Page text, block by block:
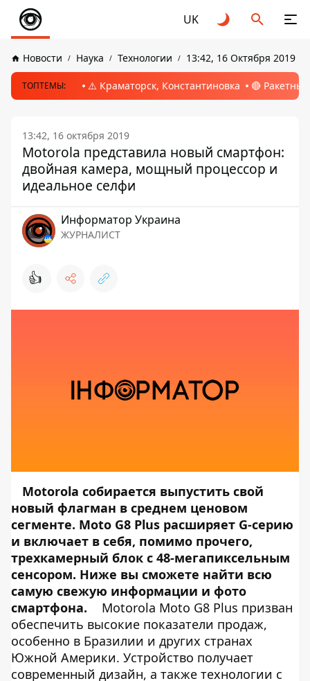
UK
Новости Наука Технологии 13:42, 16 Октября 2019
ТОПТЕМЫ: ⚠️ Краматорск, Константиновка 🔴
13:42, 16 октября 2019
Motorola представила новый смартфон:
двойная камера, мощный процессор и
идеальное селфи
Информатор Украина
ЖУРНАЛИСТ
👍
Motorola собирается выпустить свой
новый флагман в среднем ценовом
сегменте. Moto G8 Plus расширяет G-серию
и включает в себя, помимо прочего,
трехкамерный блок с 48-мегапиксельным
сенсором. Ниже вы сможете найти всю
самую свежую информации и фото
смартфона.
Motorola Moto G8 Plus призван
обеспечить высокие показатели продаж,
особенно в Бразилии и других странах
Южной Америки. Устройство получает
современный дизайн, а также технологии с